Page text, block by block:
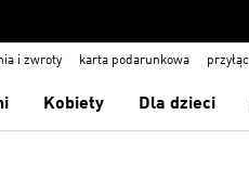
i zwroty karta podarunkowa
Kobiety Dla dzieci